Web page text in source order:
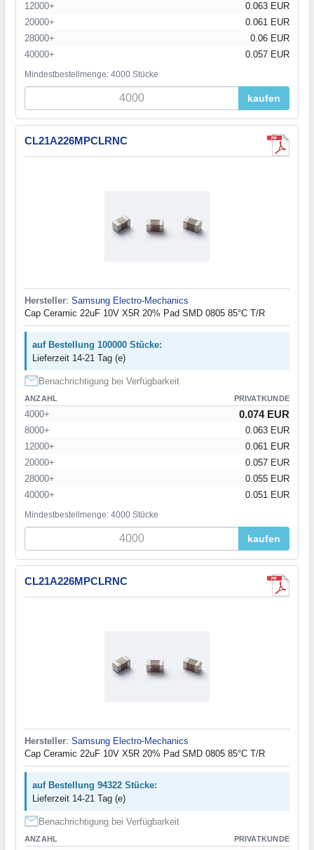
12000+
0.063 EUR
20000+
0.061 EUR
28000+
0.06 EUR
40000+
0.057 EUR
Mindestbestellmenge: 4000 Stücke
kaufen
CL21A226MPCLRNC
Hersteller: Samsung Electro-Mechanics
Cap Ceramic 22uF 10V X5R 20% Pad SMD 0805 85°C T/R
auf Bestellung 100000 Stücke:
Lieferzeit 14-21 Tag (e)
Benachrichtigung bei Verfügbarkeit
ANZAHL PRIVATKUNDE
4000+ 0.074 EUR
8000+
0.063 EUR
12000+
0.061 EUR
20000+
0.057 EUR
28000+
0.055 EUR
40000+
0.051 EUR
Mindestbestellmenge: 4000 Stücke
kaufen
CL21A226MPCLRNC
Hersteller: Samsung Electro-Mechanics
Cap Ceramic 22uF 10V X5R 20% Pad SMD 0805 85°C T/R
auf Bestellung 94322 Stücke:
Lieferzeit 14-21 Tag (e)
Benachrichtigung bei Verfügbarkeit
ANZAHL PRIVATKUNDE